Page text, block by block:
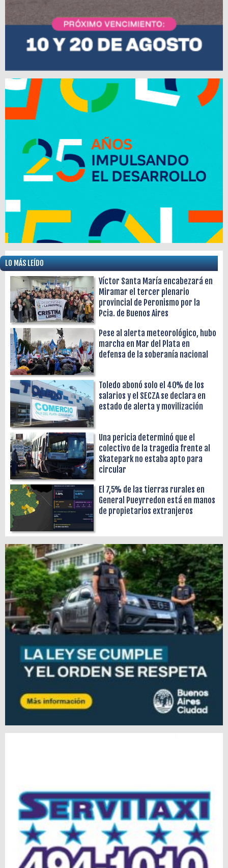
LO MÁS LEÍDO
Víctor Santa María encabezará en
Miramar el tercer plenario
provincial de Peronismo por la
Pcia. de Buenos Aires
Pese al alerta meteorológico, hubo
marcha en Mar del Plata en
defensa de la soberanía nacional
Toledo abonó solo el 40% de los
salarios y el SECZA se declara en
estado de alerta y movilización
Una pericia determinó que el
colectivo de la tragedia frente al
Skatepark no estaba apto para
circular
El 7,5% de las tierras rurales en
General Pueyrredon está en manos
de propietarios extranjeros